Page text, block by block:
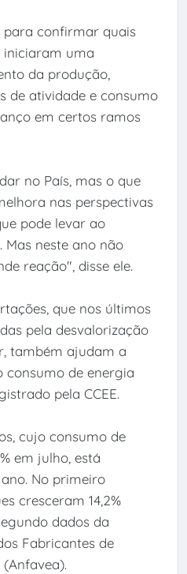
para confirmar quais
iniciaram uma
da produção,
de atividade e consumo
em certos ramos
no País, mas o que
nas perspectivas
pode levar ao
neste ano não
reação", disse ele.
que nos últimos
pela desvalorização
também ajudam a
consumo de energia
pela CCEE.
cujo consumo de
em julho, está
No primeiro
cresceram 14,2%
dados da
Fabricantes de